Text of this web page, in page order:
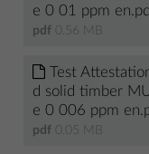
e 0 01 ppm
pdf 0.56 MB
Test
d solid timber
e 0 006 ppm
pdf 0.05 MB